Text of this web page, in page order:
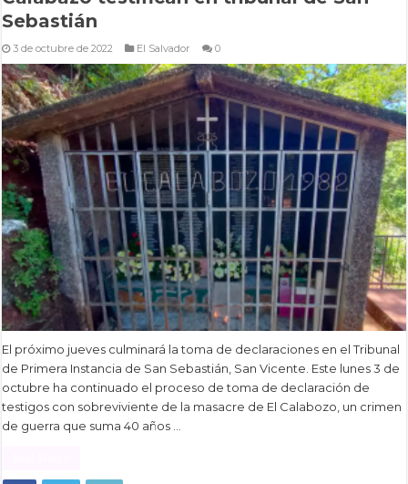
Sebastián
3 de octubre de 2022 El Salvador 0
El próximo jueves culminará la toma de declaraciones en el Tribunal
de Primera Instancia de San Sebastián, San Vicente. Este lunes 3 de
octubre ha continuado el proceso de toma de declaración de
testigos con sobreviviente de la masacre de El Calabozo, un crimen
de guerra que suma 40 años …